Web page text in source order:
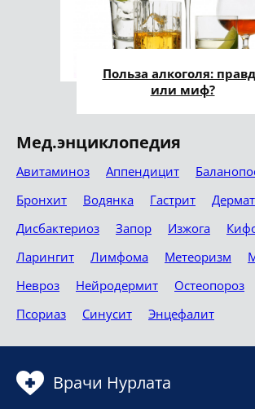
Польза алкоголя:
или миф?
Мед.энциклопедия
Авитаминоз Аппендицит
Бронхит
Водянка Гастрит
Дисбактериоз
Запор Изжога
Ларингит
Лимфома Метеоризм
Невроз
Нейродермит Остеопороз
Псориаз
Синусит Энцефалит
Врачи Нурлата